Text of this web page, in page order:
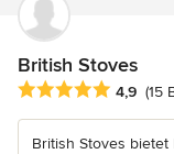
British Stoves
Durchschnittliche
4,9 (15
British Stoves